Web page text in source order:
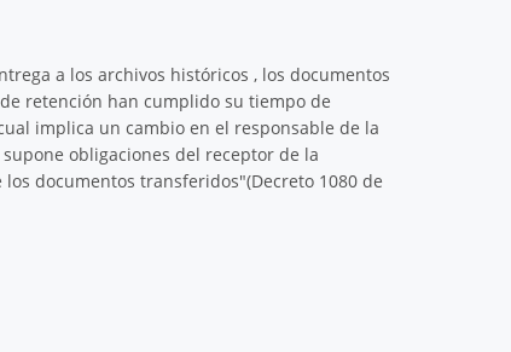
a los archivos históricos , los documentos
retención han cumplido su tiempo de
implica un cambio en el responsable de la
obligaciones del receptor de la
documentos transferidos"(Decreto 1080 de